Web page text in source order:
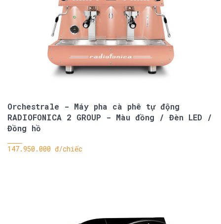
Orchestrale - Máy pha cà phê tự động
RADIOFONICA 2 GROUP - Màu đồng / Đèn LED /
Đồng hồ
147.950.000 đ/chiếc